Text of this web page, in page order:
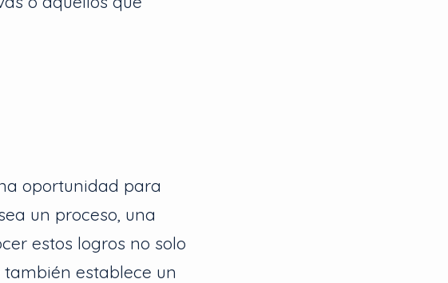
oportunidad para
un proceso, una
estos logros no solo
establece un